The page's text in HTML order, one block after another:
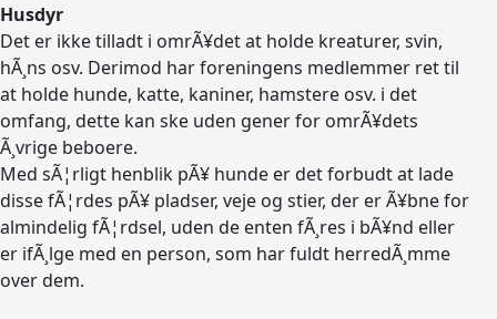
Husdyr
Det er ikke tilladt i omrÃ¥det at holde kreaturer, svin,
hÃ¸ns osv. Derimod har foreningens medlemmer ret til
at holde hunde, katte, kaniner, hamstere osv. i det
omfang, dette kan ske uden gener for omrÃ¥dets
Ã¸vrige beboere.
Med sÃ¦rligt henblik pÃ¥ hunde er det forbudt at lade
disse fÃ¦rdes pÃ¥ pladser, veje og stier, der er Ã¥bne for
almindelig fÃ¦rdsel, uden de enten fÃ¸res i bÃ¥nd eller
er ifÃ¸lge med en person, som har fuldt herredÃ¸mme
over dem.